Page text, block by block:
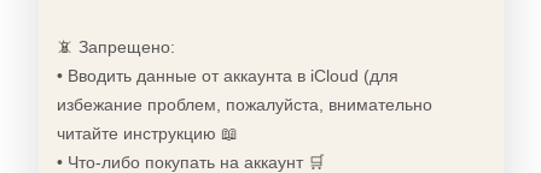
📵 Запрещено:
• Вводить данные от аккаунта в iCloud (для
избежание проблем, пожалуйста, внимательно
читайте инструкцию 📖
• Что-либо покупать на аккаунт 🛒